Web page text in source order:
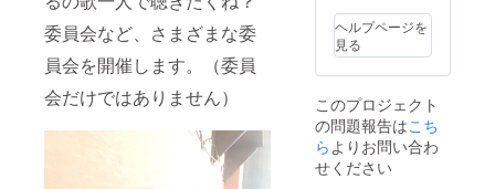
委員会など、さまざまな委
員会を開催します。（委員
会だけではありません）
⭐︎３０分
を予定
（会話
含め）
報告閲
覧権付
属
名前
（ニッ
クネー
ム）を
ニック
ネーム
をご希
望の方
はお名
ヘルプページを
見る
このプロジェクト
の問題報告はこち
ら よりお問い合わ
せください